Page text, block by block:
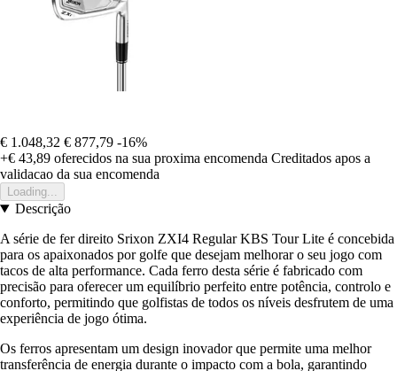
€ 1.048,32 € 877,79 -16%
+€ 43,89 oferecidos na sua proxima encomenda Creditados apos a
validacao da sua encomenda
Loading...
Descrição
A série de fer direito Srixon ZXI4 Regular KBS Tour Lite é concebida
para os apaixonados por golfe que desejam melhorar o seu jogo com
tacos de alta performance. Cada ferro desta série é fabricado com
precisão para oferecer um equilíbrio perfeito entre potência, controlo e
conforto, permitindo que golfistas de todos os níveis desfrutem de uma
experiência de jogo ótima.
Os ferros apresentam um design inovador que permite uma melhor
transferência de energia durante o impacto com a bola, garantindo